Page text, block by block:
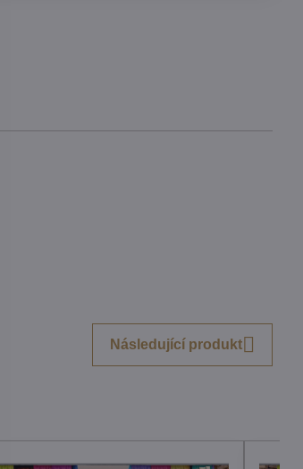
Následující produkt